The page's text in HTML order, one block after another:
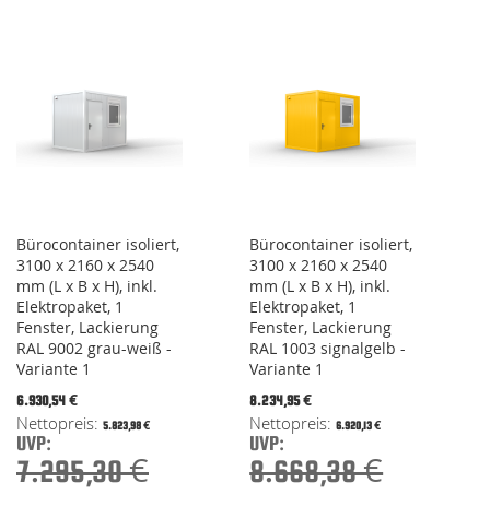
Bürocontainer isoliert,
3100 x 2160 x 2540
mm (L x B x H), inkl.
Elektropaket, 1
Fenster, Lackierung
RAL 9002 grau-weiß -
Variante 1
Special
Price
6.930,54 €
5.823,98 €
UVP:
7.295,30 €
Bürocontainer isoliert,
3100 x 2160 x 2540
mm (L x B x H), inkl.
Elektropaket, 1
Fenster, Lackierung
RAL 1003 signalgelb -
Variante 1
Special
Price
8.234,95 €
6.920,13 €
UVP:
8.668,38 €